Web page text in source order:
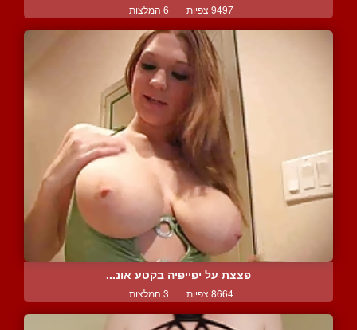
9497 צפיות | 6 המלצות
פצצת על יפייפיה בקטע אונ...
8664 צפיות | 3 המלצות